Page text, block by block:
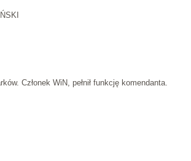
Członek WiN, pełnił funkcję komendanta.